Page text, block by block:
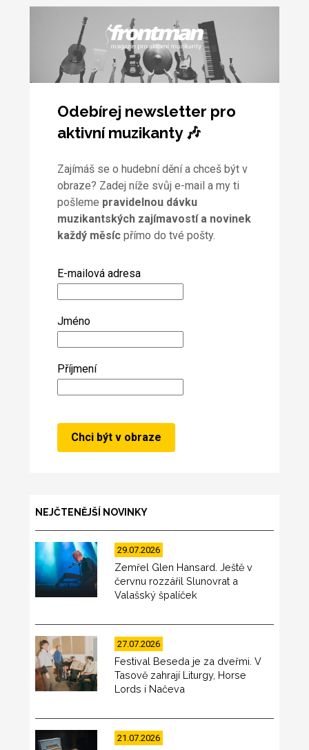
Odebírej newsletter pro
aktivní muzikanty 🎶
Zajímáš se o hudební dění a chceš být v
obraze? Zadej níže svůj e-mail a my ti
pošleme pravidelnou dávku
muzikantských zajímavostí a novinek
každý měsícpřímo do tvé pošty.
E-mailová adresa
Jméno
Příjmení
NEJČTENĚJŠÍ NOVINKY
29.07.2026
Zemřel Glen Hansard. Ještě v
červnu rozzářil Slunovrat a
Valašský špalíček
27.07.2026
Festival Beseda je za dveřmi. V
Tasově zahrají Liturgy, Horse
Lords i Načeva
21.07.2026